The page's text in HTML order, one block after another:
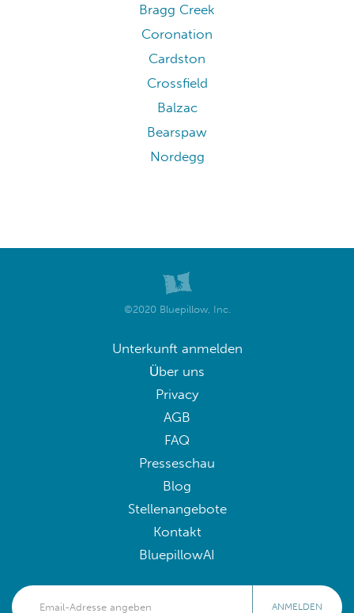
Bragg Creek
Coronation
Cardston
Crossfield
Balzac
Bearspaw
Nordegg
©2020 Bluepillow, Inc.
Unterkunft anmelden
Über uns
Privacy
AGB
FAQ
Presseschau
Blog
Stellenangebote
Kontakt
BluepillowAI
ANMELDEN